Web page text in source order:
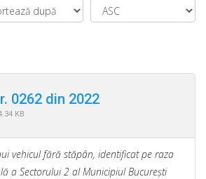
0262 din 2022
KB
vehicul fără stăpân, identificat pe raza
a Sectorului 2 al Municipiul Bucureşti